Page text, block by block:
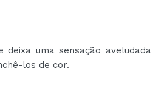
deixa uma sensação aveludada
los de cor.
uniforme e duradoura.